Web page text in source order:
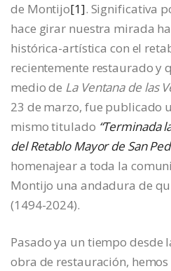
de Montijo[1]. Significativa
hace girar nuestra mirada
histórica-artística con el
recientemente restaurado y
medio de La Ventana de las
23 de marzo, fue publicado
mismo titulado “Terminada
del Retablo Mayor de San
homenajear a toda la
Montijo una andadura de
(1494-2024).
Pasado ya un tiempo desde
obra de restauración,